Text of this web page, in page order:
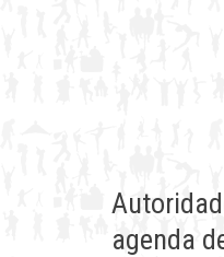
agenda